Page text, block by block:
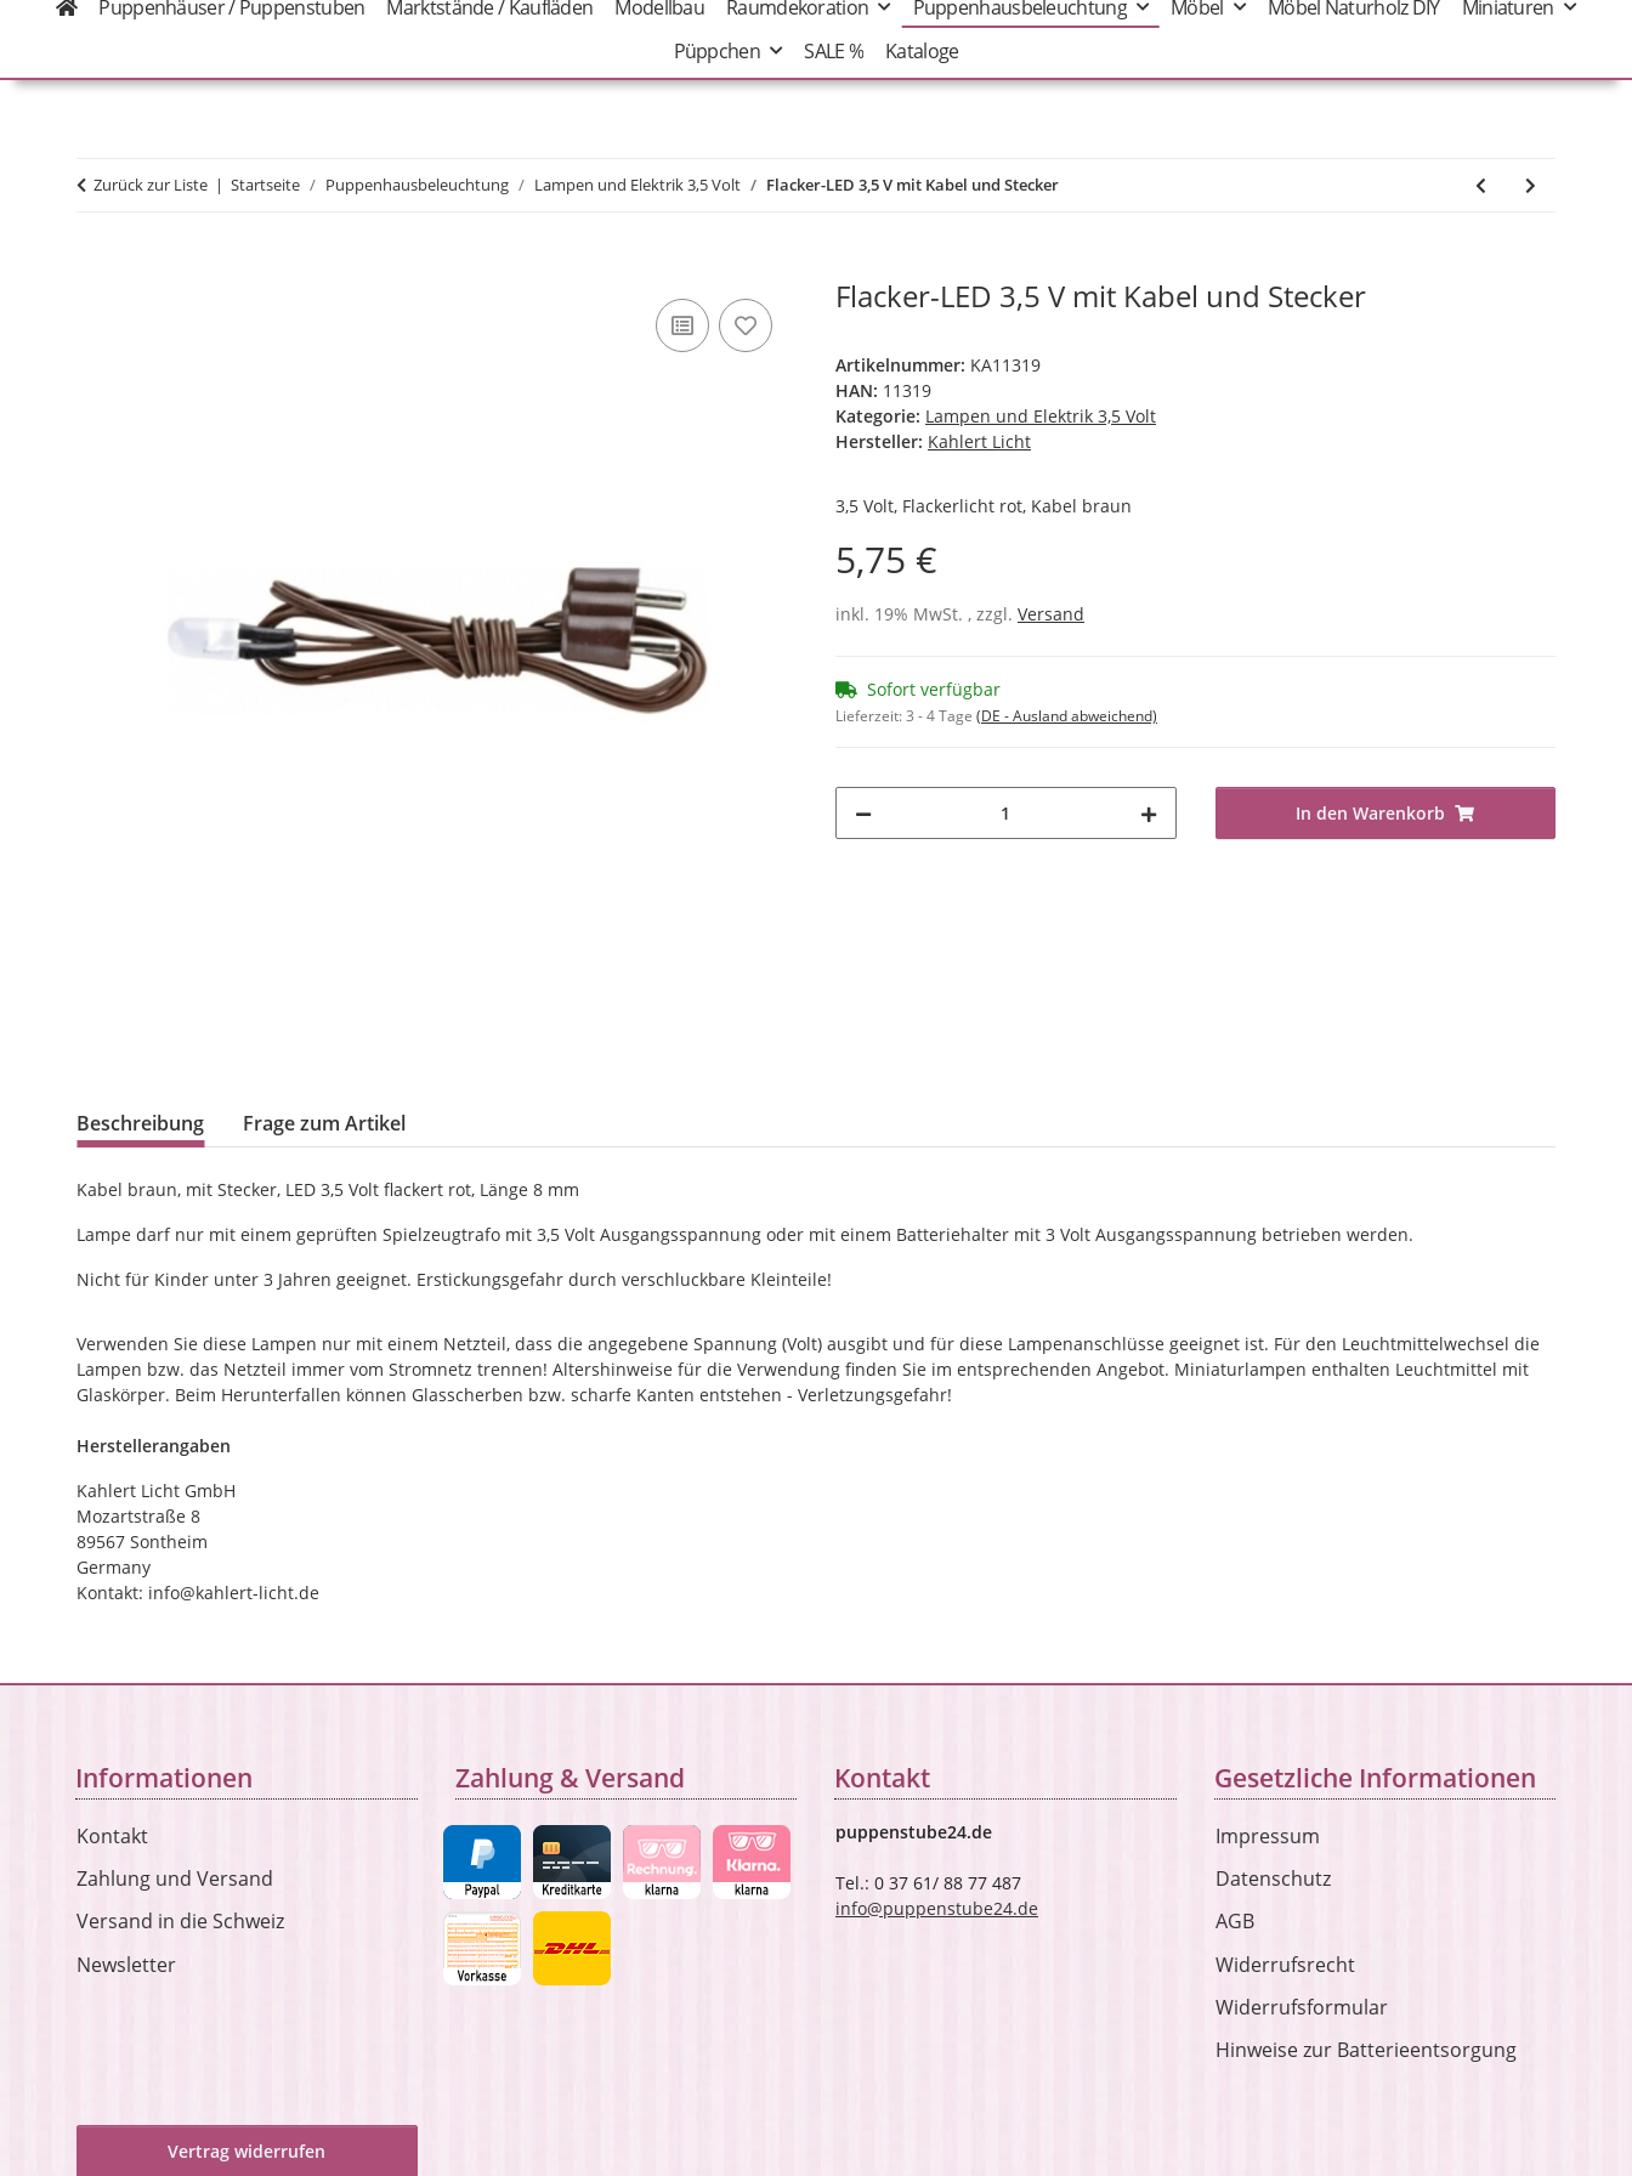
Puppenhäuser / Puppenstuben Marktstände / Kaufläden Modellbau Raumdekoration Puppenhausbeleuchtung Möbel Möbel Naturholz DIY
Miniaturen
Püppchen
SALE % Kataloge
Zurück zur Liste Startseite Puppenhausbeleuchtung Lampen und Elektrik 3,5 Volt Flacker-LED 3,5 V mit Kabel und Stecker
Flacker-LED 3,5 V mit Kabel und Stecker
Artikelnummer: KA11319
HAN: 11319
Kategorie: Lampen und Elektrik 3,5 Volt
Hersteller: Kahlert Licht
3,5 Volt, Flackerlicht rot, Kabel braun
5,75 €
inkl. 19% MwSt. , zzgl. Versand
Sofort verfügbar
Lieferzeit:3 - 4 Tage (DE - Ausland abweichend)
In den Warenkorb
Beschreibung Frage zum Artikel
Kabel braun, mit Stecker, LED 3,5 Volt flackert rot, Länge 8 mm
Lampe darf nur mit einem geprüften Spielzeugtrafo mit 3,5 Volt Ausgangsspannung oder mit einem Batteriehalter mit 3 Volt Ausgangsspannung betrieben werden.
Nicht für Kinder unter 3 Jahren geeignet. Erstickungsgefahr durch verschluckbare Kleinteile!
Verwenden Sie diese Lampen nur mit einem Netzteil, dass die angegebene Spannung (Volt) ausgibt und für diese Lampenanschlüsse geeignet ist. Für den Leuchtmittelwechsel die
Lampen bzw. das Netzteil immer vom Stromnetz trennen! Altershinweise für die Verwendung finden Sie im entsprechenden Angebot. Miniaturlampen enthalten Leuchtmittel mit
Glaskörper. Beim Herunterfallen können Glasscherben bzw. scharfe Kanten entstehen - Verletzungsgefahr!
Herstellerangaben
Kahlert Licht GmbH
Mozartstraße 8
89567 Sontheim
Germany
Kontakt: info@kahlert-licht.de
Informationen
Kontakt
Zahlung und Versand
Versand in die Schweiz
Newsletter
Zahlung & Versand Kontakt
puppenstube24.de
Tel.: 0 37 61/ 88 77 487
info@puppenstube24.de
Gesetzliche Informationen
Impressum
Datenschutz
AGB
Widerrufsrecht
Widerrufsformular
Hinweise zur Batterieentsorgung
Vertrag widerrufen